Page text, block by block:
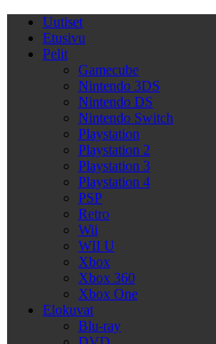
Uutiset
Etusivu
Pelit
Gamecube
Nintendo 3DS
Nintendo DS
Nintendo Switch
Playstation
Playstation 2
Playstation 3
Playstation 4
PSP
Retro
Wii
WII U
Xbox
Xbox 360
Xbox One
Elokuvat
Blu-ray